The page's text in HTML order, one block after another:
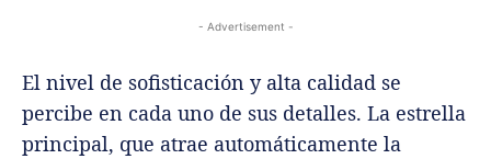
- Advertisement -
El nivel de sofisticación y alta calidad se
percibe en cada uno de sus detalles. La estrella
principal, que atrae automáticamente la